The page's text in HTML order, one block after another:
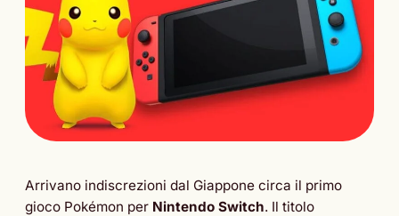
Arrivano indiscrezioni dal Giappone circa il primo
gioco Pokémon per Nintendo Switch. Il titolo